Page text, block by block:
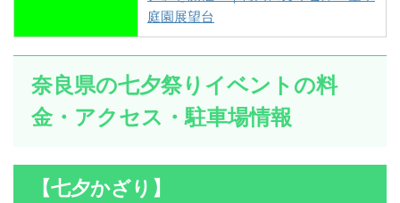
庭園展望台
奈良県の七夕祭りイベントの料
金・アクセス・駐車場情報
【七夕かざり】